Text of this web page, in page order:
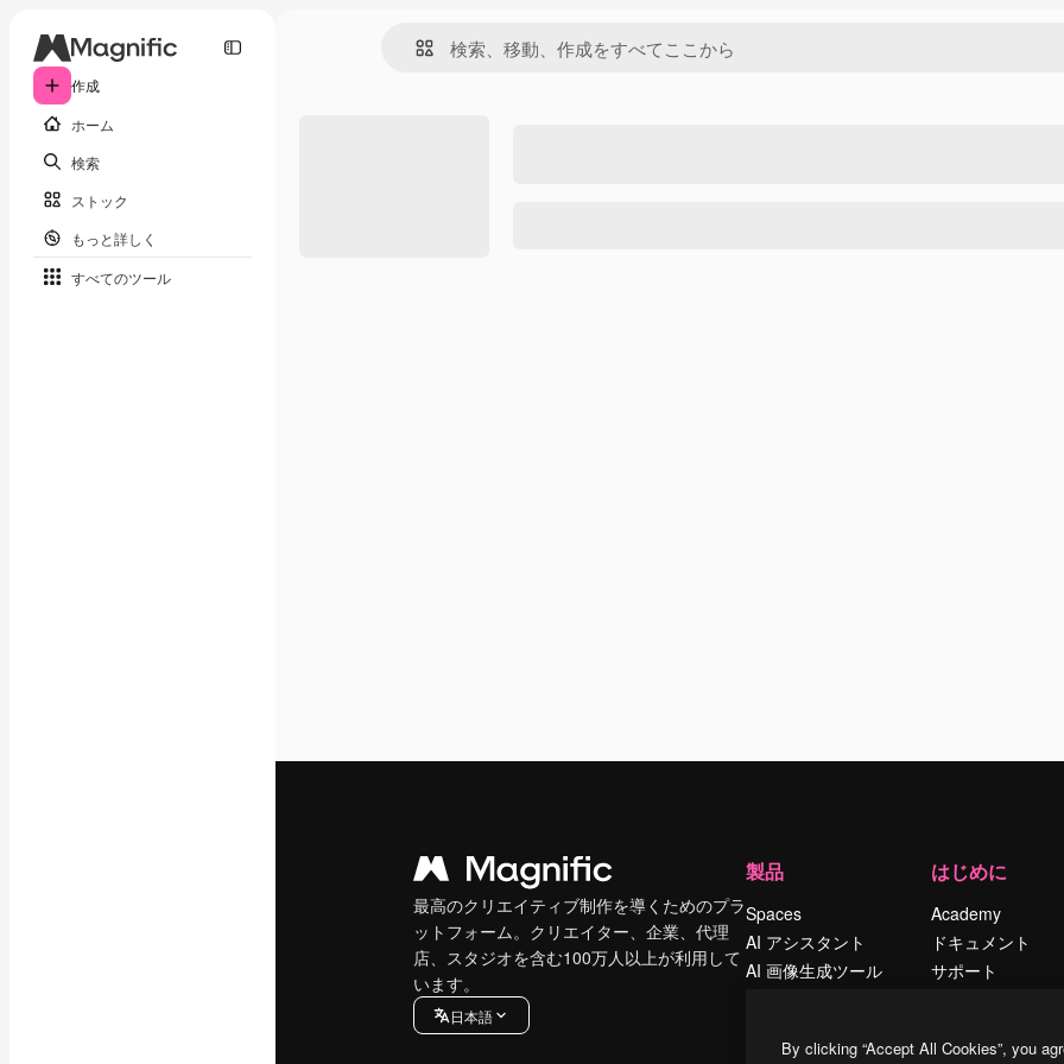
作成
ホーム
検索
ストック
もっと詳しく
すべてのツール
最高のクリエイティブ制作を導くためのプラ
ットフォーム。クリエイター、企業、代理
店、スタジオを含む100万人以上が利用して
います。
日本語
製品
Spaces
AI アシスタント
AI 画像生成ツール
ストックコンテン
はじめに
Academy
ドキュメント
サポート
シー
By clicking “Accept All Cookies”, you